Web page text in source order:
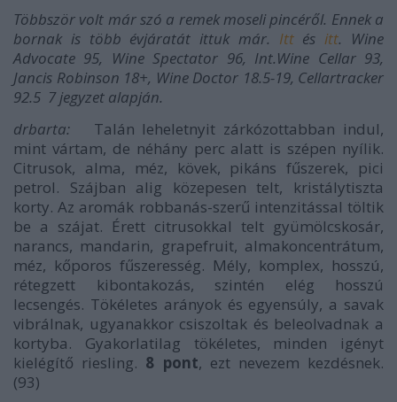
Többször volt már szó a remek moseli pincéről. Ennek a
bornak is több évjáratát ittuk már. Ittésitt. Wine
Advocate 95, Wine Spectator 96, Int.Wine Cellar 93,
Jancis Robinson 18+, Wine Doctor 18.5-19, Cellartracker
92.5 7 jegyzet alapján.
drbarta: Talán leheletnyit zárkózottabban indul,
mint vártam, de néhány perc alatt is szépen nyílik.
Citrusok, alma, méz, kövek, pikáns fűszerek, pici
petrol. Szájban alig közepesen telt, kristálytiszta
korty. Az aromák robbanás-szerű intenzitással töltik
be a szájat. Érett citrusokkal telt gyümölcskosár,
narancs, mandarin, grapefruit, almakoncentrátum,
méz, kőporos fűszeresség. Mély, komplex, hosszú,
rétegzett kibontakozás, szintén elég hosszú
lecsengés. Tökéletes arányok és egyensúly, a savak
vibrálnak, ugyanakkor csiszoltak és beleolvadnak a
kortyba. Gyakorlatilag tökéletes, minden igényt
kielégítő riesling. 8 pont, ezt nevezem kezdésnek.
(93)